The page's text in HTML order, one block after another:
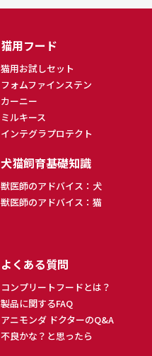
猫用フード
猫用お試しセット
フォムファインステン
カーニー
ミルキース
インテグラプロテクト
犬猫飼育基礎知識
獣医師のアドバイス：犬
獣医師のアドバイス：猫
よくある質問
コンプリートフードとは？
製品に関するFAQ
アニモンダ ドクターのQ&A
不良かな？と思ったら